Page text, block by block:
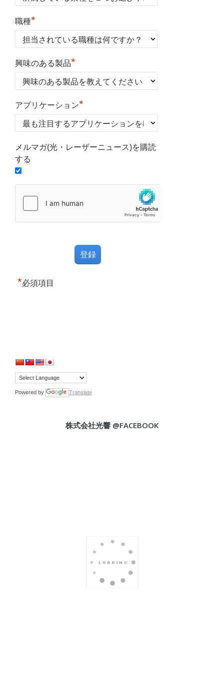
職種*
興味のある製品*
アプリケーション*
メルマガ(光・レーザーニュース)を購読
する
*必須項目
Powered by Translate
株式会社光響 @FACEBOOK